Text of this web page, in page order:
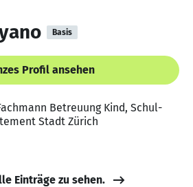
Basis
Profil ansehen
Betreuung Kind, Schul-
Stadt Zürich
Einträge zu sehen.